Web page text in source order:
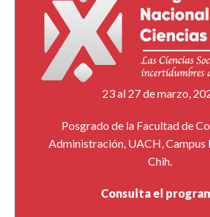
23 al 27 de marzo,
Posgrado de la Facultad de
Administración, UACH, Campus
Chih.
Consulta el